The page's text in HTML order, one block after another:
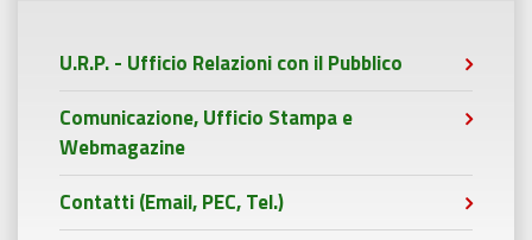
U.R.P. - Ufficio Relazioni con il Pubblico
Comunicazione, Ufficio Stampa e
Webmagazine
Contatti (Email, PEC, Tel.)